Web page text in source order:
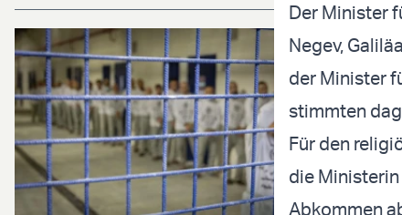
Der Minister
Negev,
der Minister
stimmten
Für den
die
Abkommen